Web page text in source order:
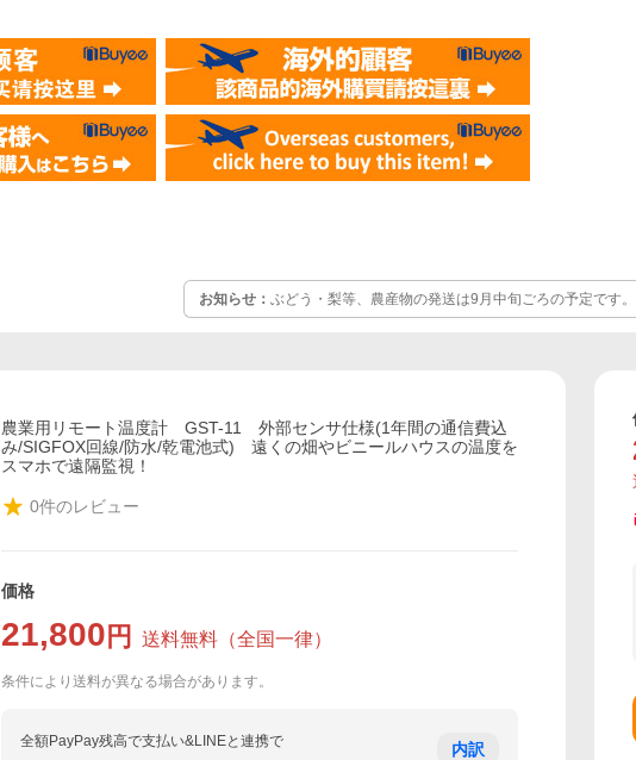
お知らせ： ぶどう・梨等、農産物の発送は9月中旬ごろの予定です。
農業用リモート温度計 GST-11 外部センサ仕様(1年間の通信費込
み/SIGFOX回線/防水/乾電池式) 遠くの畑やビニールハウスの温度を
スマホで遠隔監視！
0件のレビュー
価格
21,800 円 送料無料 （全国一律）
条件により送料が異なる場合があります。
全額PayPay残高で支払い&LINEと連携で 内訳